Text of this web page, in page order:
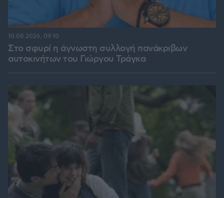
Στο σφυρί η άγνωστη συλλογή πανάκριβων
αυτοκινήτων του Γιώργου Τράγκα
10.08.2026, 09:10